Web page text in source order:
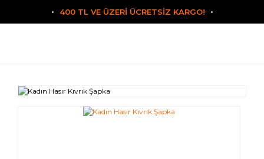
400 TL VE ÜZERİ ÜCRETSİZ KARGO!